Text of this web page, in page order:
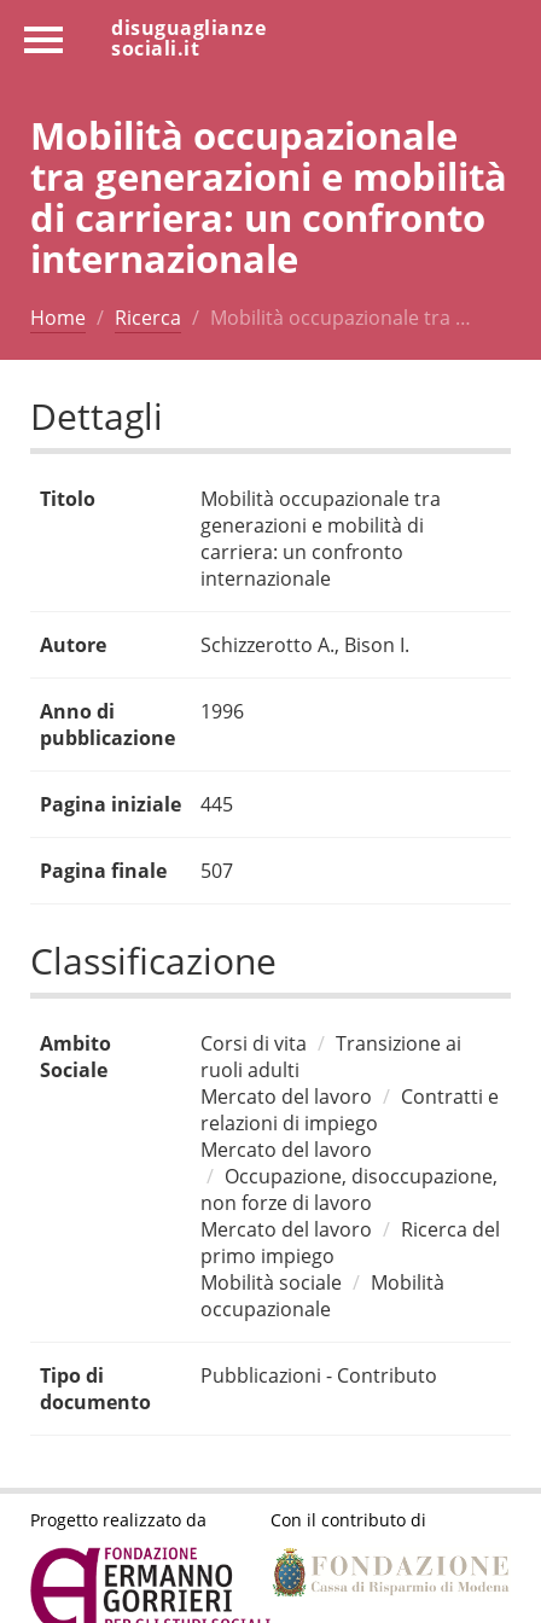
disuguaglianze
sociali.it
Mobilità occupazionale
tra generazioni e mobilità
di carriera: un confronto
internazionale
Home Ricerca Mobilità occupazionale tra …
Dettagli
Titolo
Mobilità occupazionale tra
generazioni e mobilità di
carriera: un confronto
internazionale
Autore Schizzerotto A., Bison I.
Anno di
pubblicazione
1996
Pagina iniziale 445
Pagina finale 507
Classificazione
Ambito
Sociale
Corsi di vita
Transizione ai
ruoli adulti
Mercato del lavoro
Contratti e
relazioni di impiego
Mercato del lavoro
Occupazione, disoccupazione,
non forze di lavoro
Mercato del lavoro
Ricerca del
primo impiego
Mobilità sociale
Mobilità
occupazionale
Tipo di
documento
Pubblicazioni - Contributo
Progetto realizzato da Con il contributo di